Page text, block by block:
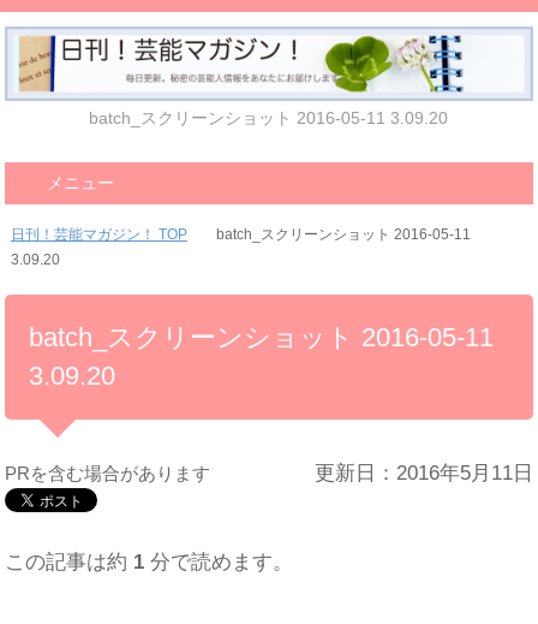
batch_スクリーンショット 2016-05-11 3.09.20
メニュー
日刊！芸能マガジン！ TOP
batch_スクリーンショット 2016-05-11
3.09.20
batch_スクリーンショット 2016-05-11
3.09.20
PRを含む場合があります 更新日：2016年5月11日
この記事は約 1 分で読めます。